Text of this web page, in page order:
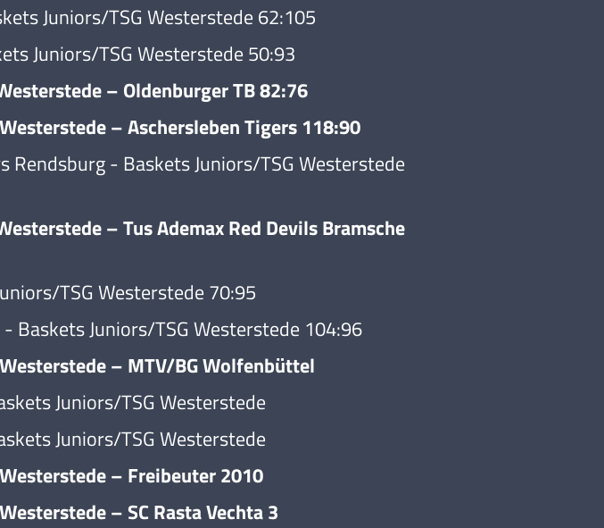
TSG Westerstede 62:105
TSG Westerstede 50:93
– Oldenburger TB 82:76
– Aschersleben Tigers 118:90
- Baskets Juniors/TSG Westerstede
– Tus Ademax Red Devils Bramsche
TSG Westerstede 70:95
Juniors/TSG Westerstede 104:96
– MTV/BG Wolfenbüttel
Juniors/TSG Westerstede
Juniors/TSG Westerstede
– Freibeuter 2010
– SC Rasta Vechta 3